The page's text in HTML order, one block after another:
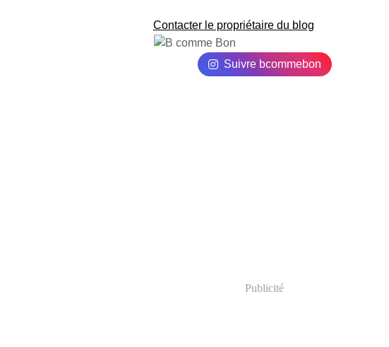
Contacter le propriétaire du blog
Suivre bcommebon
Publicité